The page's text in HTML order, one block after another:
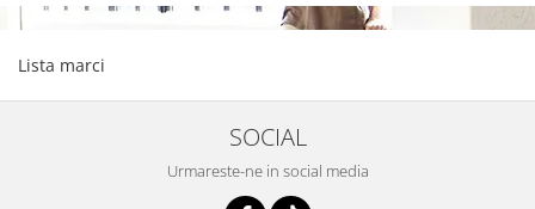
Lista marci
SOCIAL
Urmareste-ne in social media